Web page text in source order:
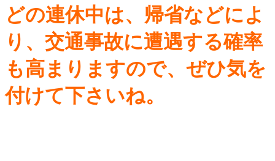
どの連休中は、帰省などによ
り、交通事故に遭遇する確率
も高まりますので、ぜひ気を
付けて下さいね。